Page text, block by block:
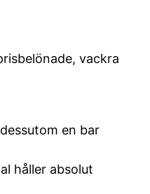
vackra
en bar
håller absolut